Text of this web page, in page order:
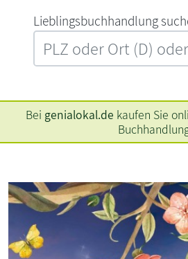
L‍i‍e‍b‍l‍i‍n‍g‍s‍b‍u‍c‍h‍h‍a‍n‍d‍l‍u‍n‍g‍
Bei genialokal.de kaufen Sie